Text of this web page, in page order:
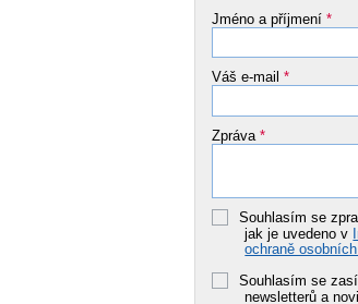
Jméno a příjmení*
Váš e-mail*
Zpráva*
Souhlasím se
jak je uvedeno v
ochraně
Souhlasím se
newsletterů a